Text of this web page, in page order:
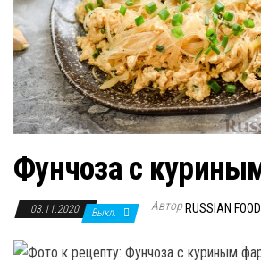
Фунчоза с
03.11.2020 Выкл. Автор RUSSIAN FOOD